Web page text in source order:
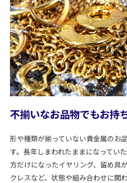
不揃いなお品物でもお持
形や種類が揃っていない貴金属のお
す。長年しまわれたままになってい
方だけになったイヤリング、留め具
クレスなど、状態や組み合わせに関